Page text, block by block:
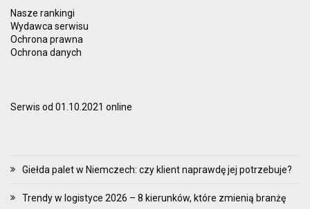
Nasze rankingi
Wydawca serwisu
Ochrona prawna
Ochrona danych
Serwis od 01.10.2021 online
Giełda palet w Niemczech: czy klient naprawdę jej potrzebuje?
Trendy w logistyce 2026 – 8 kierunków, które zmienią branżę